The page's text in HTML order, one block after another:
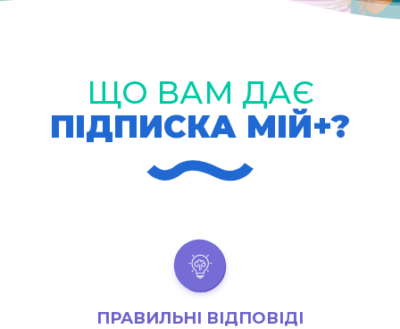
ЩО ВАМ ДАЄ
ПІДПИСКА МІЙ+?
ПРАВИЛЬНІ ВІДПОВІДІ